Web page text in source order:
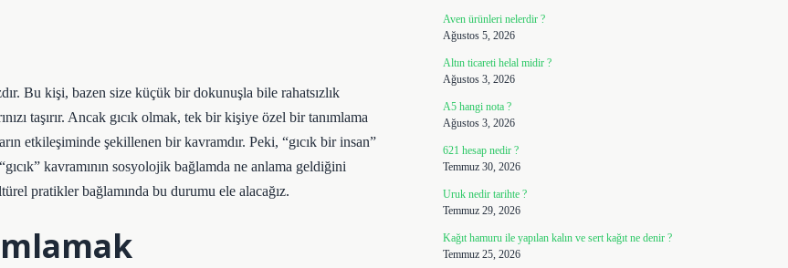
Bu kişi, bazen size küçük bir dokunuşla bile rahatsızlık
taşırır. Ancak gıcık olmak, tek bir kişiye özel bir tanımlama
etkileşiminde şekillenen bir kavramdır. Peki, “gıcık bir insan”
kavramının sosyolojik bağlamda ne anlama geldiğini
pratikler bağlamında bu durumu ele alacağız.
Aven ürünleri nelerdir ?
Ağustos 5, 2026
Altın ticareti helal midir ?
Ağustos 3, 2026
A5 hangi nota ?
Ağustos 3, 2026
621 hesap nedir ?
Temmuz 30, 2026
Uruk nedir tarihte ?
Temmuz 29, 2026
Kağıt hamuru ile yapılan kalın ve sert kağıt ne denir ?
Temmuz 25, 2026